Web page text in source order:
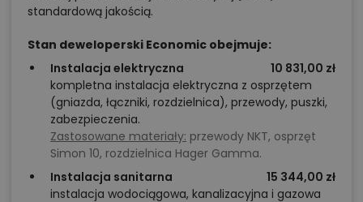
standardową jakością.
Stan deweloperski Economic obejmuje:
Instalacja elektryczna
10 831,00 zł
kompletna instalacja elektryczna z osprzętem
(gniazda, łączniki, rozdzielnica), przewody, puszki,
zabezpieczenia.
Zastosowane materiały: przewody NKT, osprzęt
Simon 10, rozdzielnica Hager Gamma.
Instalacja sanitarna
15 344,00 zł
instalacja wodociągowa, kanalizacyjna i gazowa